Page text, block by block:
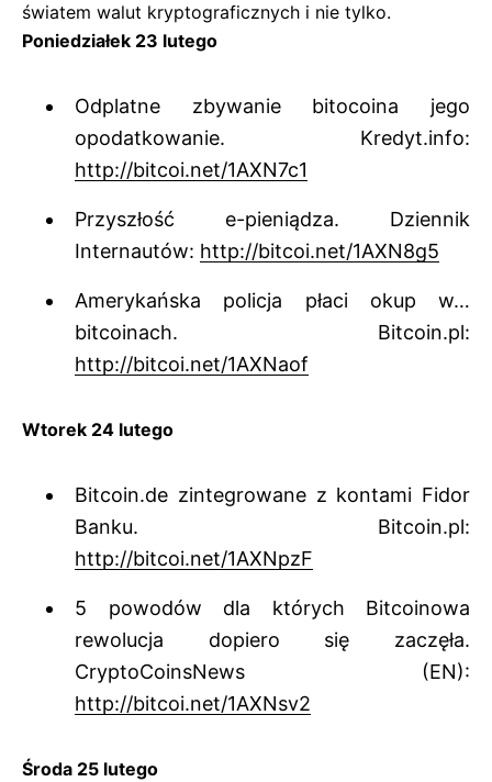
światem walut kryptograficznych i nie tylko.
Poniedziałek 23 lutego
Odplatne zbywanie bitocoina jego
opodatkowanie. Kredyt.info:
http://bitcoi.net/1AXN7c1
Przyszłość e-pieniądza. Dziennik
Internautów: http://bitcoi.net/1AXN8g5
Amerykańska policja płaci okup w…
bitcoinach. Bitcoin.pl:
http://bitcoi.net/1AXNaof
Wtorek 24 lutego
Bitcoin.de zintegrowane z kontami Fidor
Banku. Bitcoin.pl:
http://bitcoi.net/1AXNpzF
5 powodów dla których Bitcoinowa
rewolucja dopiero się zaczęła.
CryptoCoinsNews (EN):
http://bitcoi.net/1AXNsv2
Środa 25 lutego